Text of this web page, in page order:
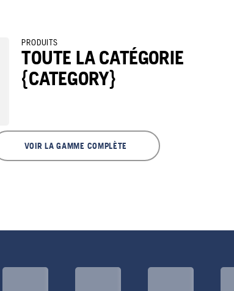
PRODUITS
TOUTE LA CATÉGORIE
{CATEGORY}
VOIR LA GAMME COMPLÈTE